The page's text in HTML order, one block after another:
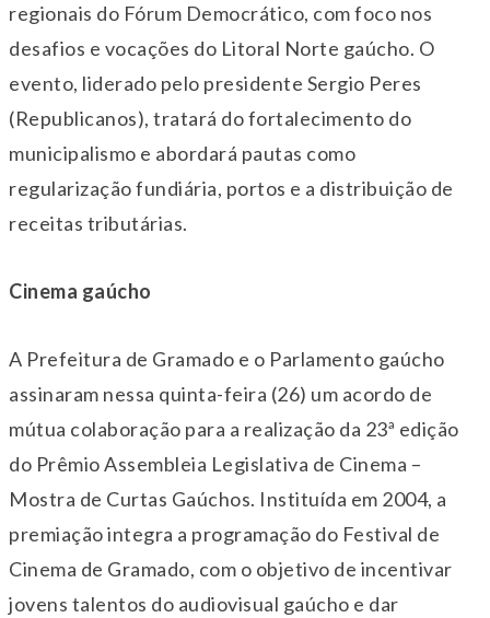
regionais do Fórum Democrático, com foco nos
desafios e vocações do Litoral Norte gaúcho. O
evento, liderado pelo presidente Sergio Peres
(Republicanos), tratará do fortalecimento do
municipalismo e abordará pautas como
regularização fundiária, portos e a distribuição de
receitas tributárias.
Cinema gaúcho
A Prefeitura de Gramado e o Parlamento gaúcho
assinaram nessa quinta-feira (26) um acordo de
mútua colaboração para a realização da 23ª edição
do Prêmio Assembleia Legislativa de Cinema –
Mostra de Curtas Gaúchos. Instituída em 2004, a
premiação integra a programação do Festival de
Cinema de Gramado, com o objetivo de incentivar
jovens talentos do audiovisual gaúcho e dar